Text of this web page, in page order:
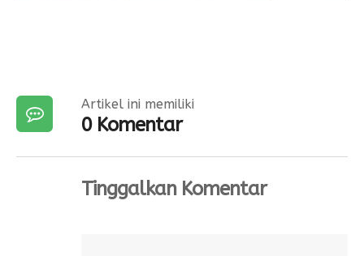
Artikel ini memiliki
0 Komentar
Tinggalkan Komentar